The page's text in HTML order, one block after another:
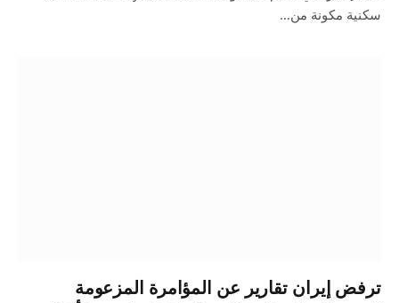
سكنية مكونة من…
ترفض إيران تقارير عن المؤامرة المزعومة